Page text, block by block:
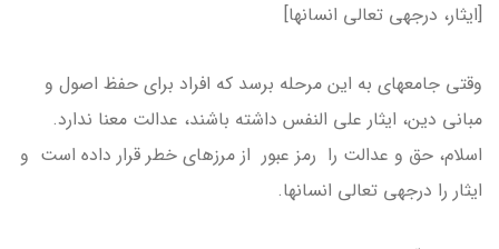
[ایثار، درجه­ی تعالی انسان­ها]
وقتی جامعه­ای به این مرحله برسد که افراد برای حفظ اصول و
مبانی دین، ایثار علی النفس داشته باشند، عدالت معنا ندارد.
اسلام، حق و عدالت را رمز عبور از مرزهای خطر قرار داده است و
ایثار را درجه­ی تعالی انسان­ها.